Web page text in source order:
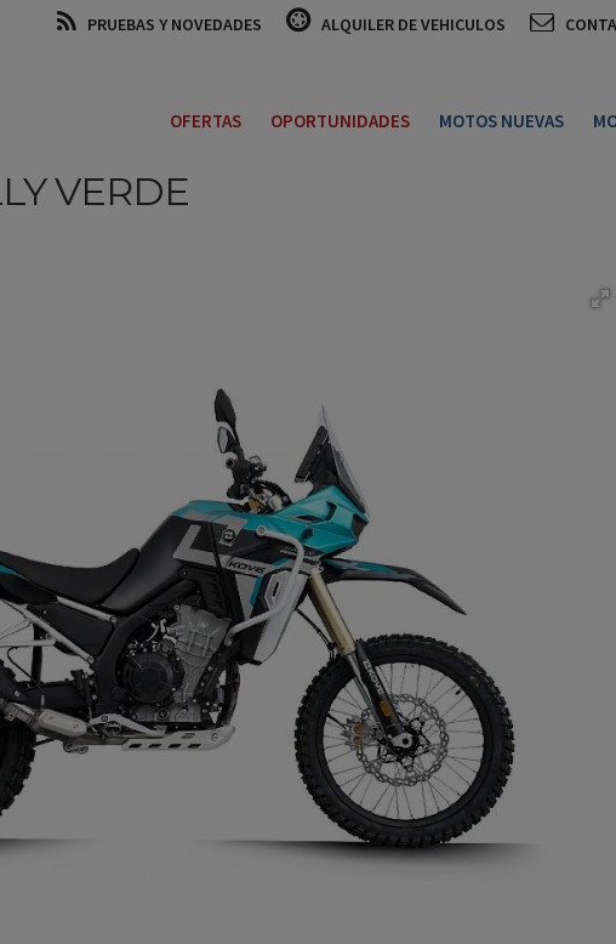
PRUEBAS Y NOVEDADES ALQUILER DE VEHICULOS
OFERTAS OPORTUNIDADES MOTOS NUEVAS
VERDE